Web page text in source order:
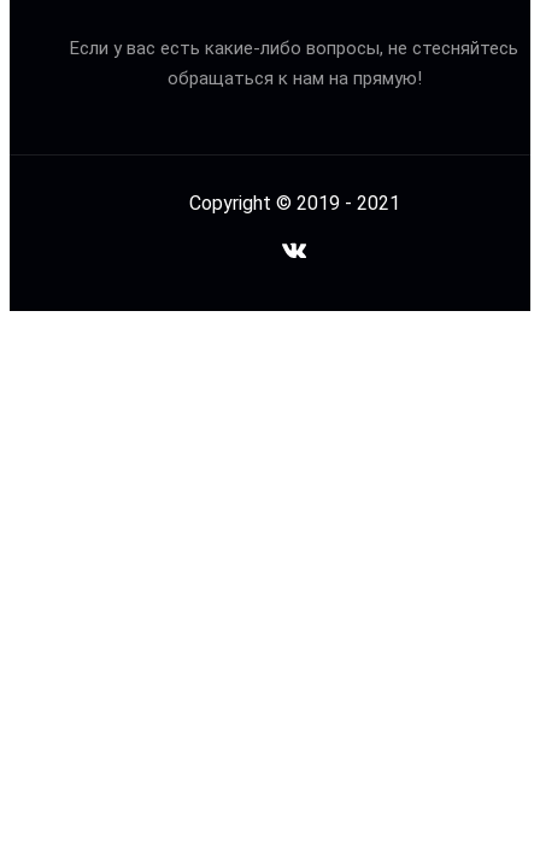
Если у вас есть какие-либо вопросы, не стесняйтесь
обращаться к нам на прямую!
Copyright © 2019 - 2021